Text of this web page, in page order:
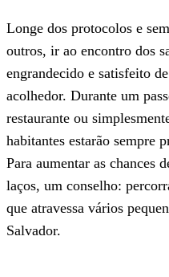
Longe dos protocolos e
outros, ir ao encontro dos
engrandecido e satisfeito
acolhedor. Durante um
restaurante ou
habitantes estarão sempre
Para aumentar as chances
laços, um conselho:
que atravessa vários
Salvador.